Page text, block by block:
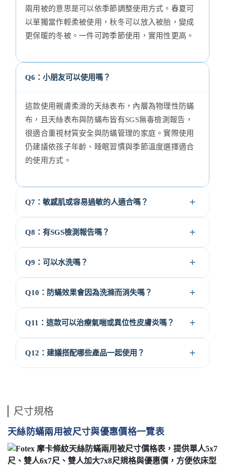
兩用被的意思是可以依季節調整使用方式。春夏可
以單獨當作輕柔被使用，秋冬可以放入被胎，變成
更保暖的冬被。一件可跨季節使用，實用性更高。
Q6：小朋友可以使用嗎？
這款使用親膚柔滑的天絲表布，內層為物理性防蟎
布，且天絲表布與防蟎布皆有SGS無毒檢測報告，
很適合重視材質安全與防蟎管理的家庭。實際使用
仍建議依孩子年齡、睡眠習慣與季節溫度選擇適合
的使用方式。
Q7：敏感肌或容易過敏的人適合嗎？
Q8：有SGS檢測報告嗎？
Q9：可以水洗嗎？
Q10：防蟎效果會因為洗滌而消失嗎？
Q11：這款可以治療氣喘或異位性皮膚炎嗎？
Q12：建議搭配哪些產品一起使用？
尺寸規格
天絲防蟎兩用被尺寸與優惠價格一覽表